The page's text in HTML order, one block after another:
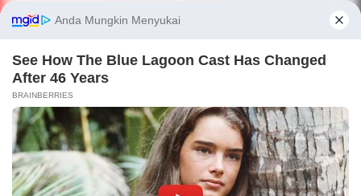
DISCLAIMER
NEWSLINE.ID © COPYRIGHT 2026